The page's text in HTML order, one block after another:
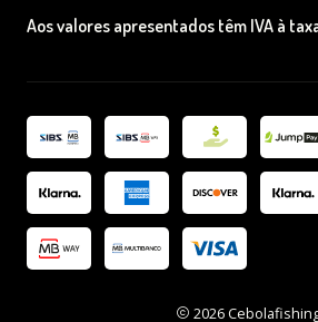
Aos valores apresentados têm IVA à
2026